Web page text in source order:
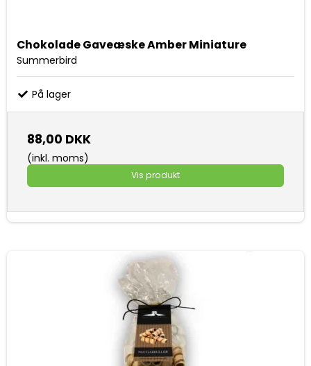
Chokolade Gaveæske Amber Miniature
Summerbird
På lager
88,00 DKK
(inkl. moms)
Vis produkt